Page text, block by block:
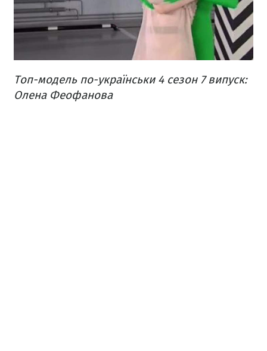
Топ-модель по-українськи 4 сезон 7 випуск:
Олена Феофанова